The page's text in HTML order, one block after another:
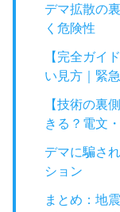
デマ拡散の
く危険性
【完全ガイ
い見方｜緊
【技術の裏
きる？電文
デマに騙さ
ション
まとめ：地